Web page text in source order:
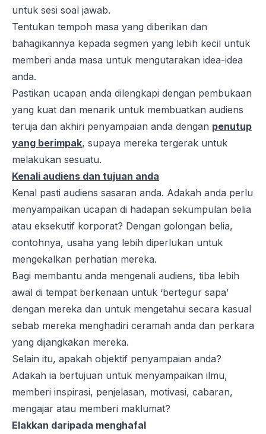
untuk sesi soal jawab.
Tentukan tempoh masa yang diberikan dan
bahagikannya kepada segmen yang lebih kecil untuk
memberi anda masa untuk mengutarakan idea-idea
anda.
Pastikan ucapan anda dilengkapi dengan pembukaan
yang kuat dan menarik untuk membuatkan audiens
teruja dan akhiri penyampaian anda dengan penutup
yang berimpak, supaya mereka tergerak untuk
melakukan sesuatu.
Kenali audiens dan tujuan anda
Kenal pasti audiens sasaran anda. Adakah anda perlu
menyampaikan ucapan di hadapan sekumpulan belia
atau eksekutif korporat? Dengan golongan belia,
contohnya, usaha yang lebih diperlukan untuk
mengekalkan perhatian mereka.
Bagi membantu anda mengenali audiens, tiba lebih
awal di tempat berkenaan untuk ‘bertegur sapa’
dengan mereka dan untuk mengetahui secara kasual
sebab mereka menghadiri ceramah anda dan perkara
yang dijangkakan mereka.
Selain itu, apakah objektif penyampaian anda?
Adakah ia bertujuan untuk menyampaikan ilmu,
memberi inspirasi, penjelasan, motivasi, cabaran,
mengajar atau memberi maklumat?
Elakkan daripada menghafal